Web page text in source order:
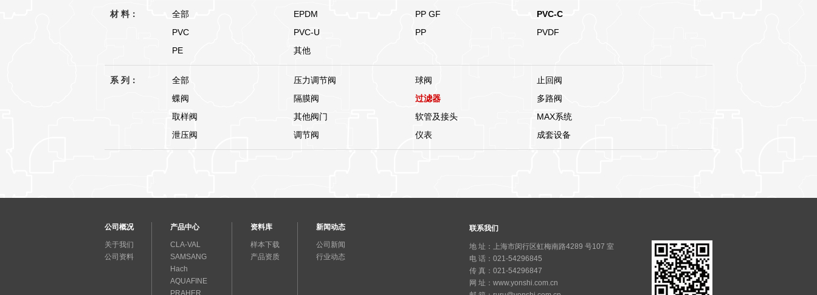
材 料： 全部 EPDM PP GF
PVC-C
PVC
PVC-U PP
PVDF
PE
其他
系 列： 全部 压力调节阀 球阀
止回阀
蝶阀
隔膜阀 过滤器
多路阀
取样阀
其他阀门 软管及接头
MAX系统
泄压阀
调节阀 仪表 成套设备
公司概况
关于我们
公司资料
产品中心
CLA-VAL
SAMSANG
Hach
AQUAFINE
PRAHER
资料库
样本下载
产品资质
新闻动态
公司新闻
行业动态
联系我们
地 址：上海市闵行区虹梅南路4289 号107 室
电 话：021-54296845
传 真：021-54296847
网 址：www.yonshi.com.cn